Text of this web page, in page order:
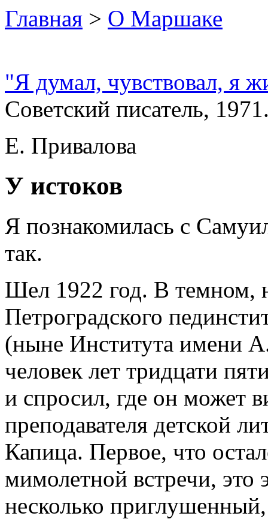
Главная > О Маршаке
"Я думал, чувствовал, я
Советский писатель,
Е. Привалова
У истоков
Я познакомилась с
так.
Шел 1922 год. В темном,
Петроградского
(ныне Института имени
человек лет тридцати
и спросил, где он может
преподавателя детской
Капица. Первое, что
мимолетной встречи, это
несколько